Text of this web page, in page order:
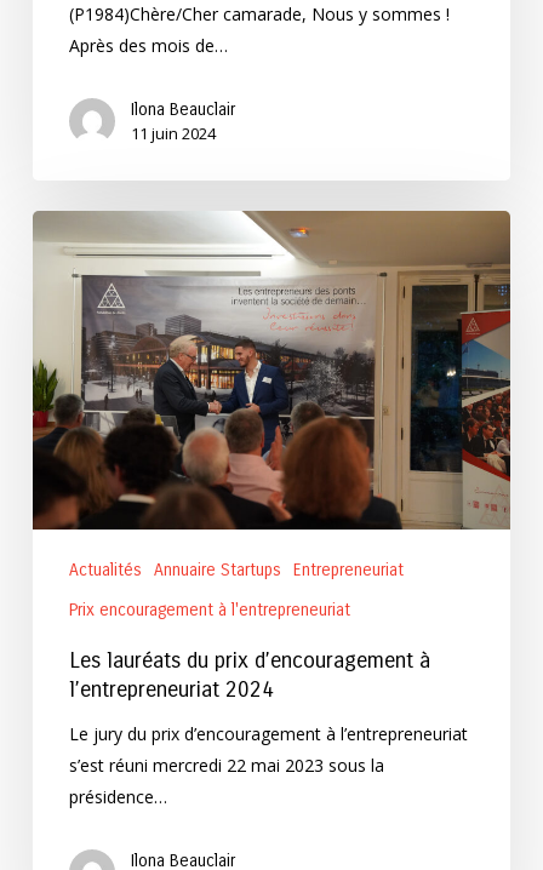
(P1984)Chère/Cher camarade, Nous y sommes !
Après des mois de…
Ilona Beauclair
11 juin 2024
lauréats
d’encouragement
à
l’entrepreneuriat
2024
Actualités Annuaire Startups
Entrepreneuriat
Prix encouragement à l'entrepreneuriat
Les lauréats du prix d’encouragement à
l’entrepreneuriat 2024
Le jury du prix d’encouragement à l’entrepreneuriat
s’est réuni mercredi 22 mai 2023 sous la
présidence…
Ilona Beauclair